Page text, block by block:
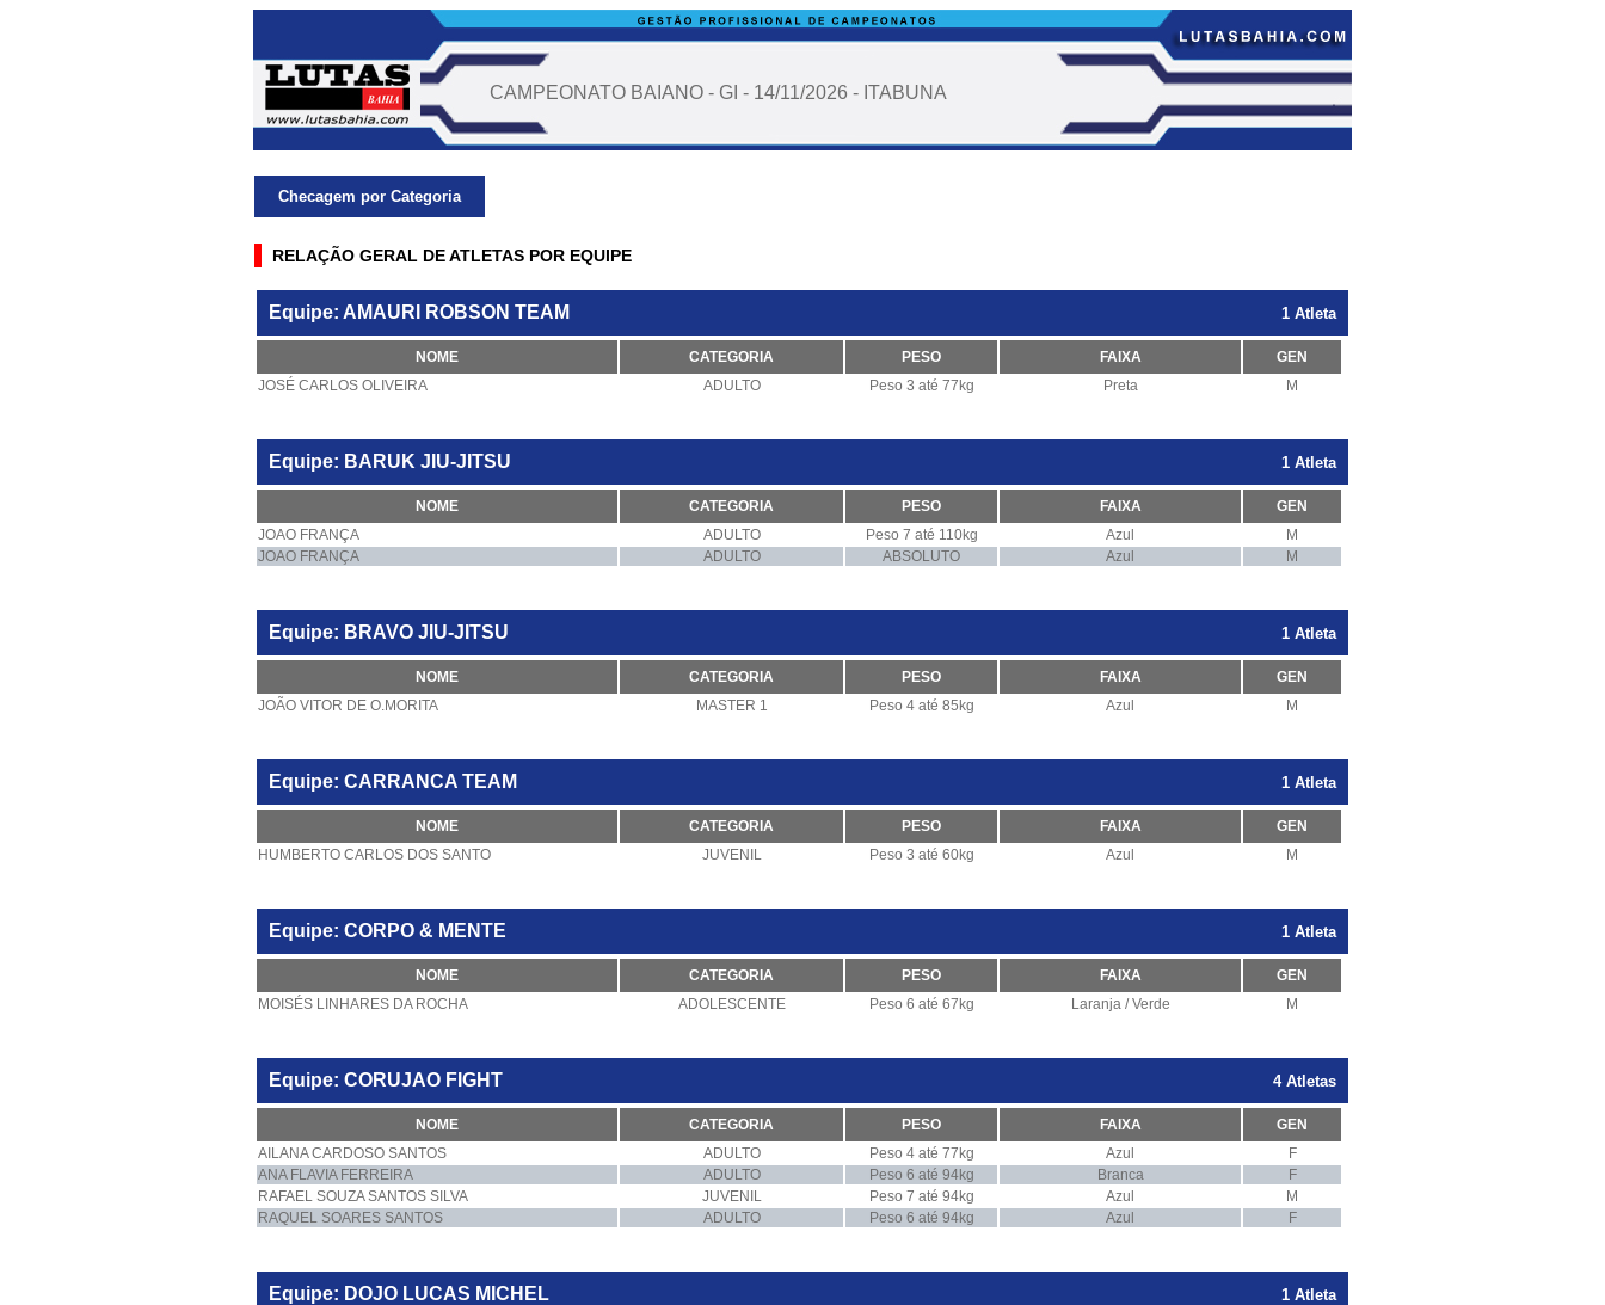
CAMPEONATO BAIANO - GI - 14/11/2026 - ITABUNA
Checagem por Categoria
RELAÇÃO GERAL DE ATLETAS POR EQUIPE
Equipe: AMAURI ROBSON TEAM 1 Atleta
NOME CATEGORIA PESO FAIXA
GEN
JOSÉ CARLOS OLIVEIRA
ADULTO Peso 3 até 77kg Preta M
Equipe: BARUK JIU-JITSU 1 Atleta
NOME CATEGORIA PESO FAIXA
GEN
JOAO FRANÇA
ADULTO Peso 7 até 110kg Azul
M
JOAO FRANÇA
ADULTO ABSOLUTO Azul M
Equipe: BRAVO JIU-JITSU 1 Atleta
NOME CATEGORIA PESO FAIXA
GEN
JOÃO VITOR DE O.MORITA
MASTER 1 Peso 4 até 85kg Azul M
Equipe: CARRANCA TEAM 1 Atleta
NOME CATEGORIA PESO FAIXA
GEN
HUMBERTO CARLOS DOS SANTO
JUVENIL Peso 3 até 60kg Azul M
Equipe: CORPO & MENTE 1 Atleta
NOME CATEGORIA PESO FAIXA
GEN
MOISÉS LINHARES DA ROCHA
ADOLESCENTE Peso 6 até 67kg Laranja / Verde M
Equipe: CORUJAO FIGHT 4 Atletas
NOME CATEGORIA PESO FAIXA
GEN
AILANA CARDOSO SANTOS
ADULTO Peso 4 até 77kg Azul
F
ANA FLAVIA FERREIRA
ADULTO Peso 6 até 94kg Branca
F
RAFAEL SOUZA SANTOS SILVA
JUVENIL Peso 7 até 94kg Azul
M
RAQUEL SOARES SANTOS
ADULTO Peso 6 até 94kg Azul F
Equipe: DOJO LUCAS MICHEL 1 Atleta